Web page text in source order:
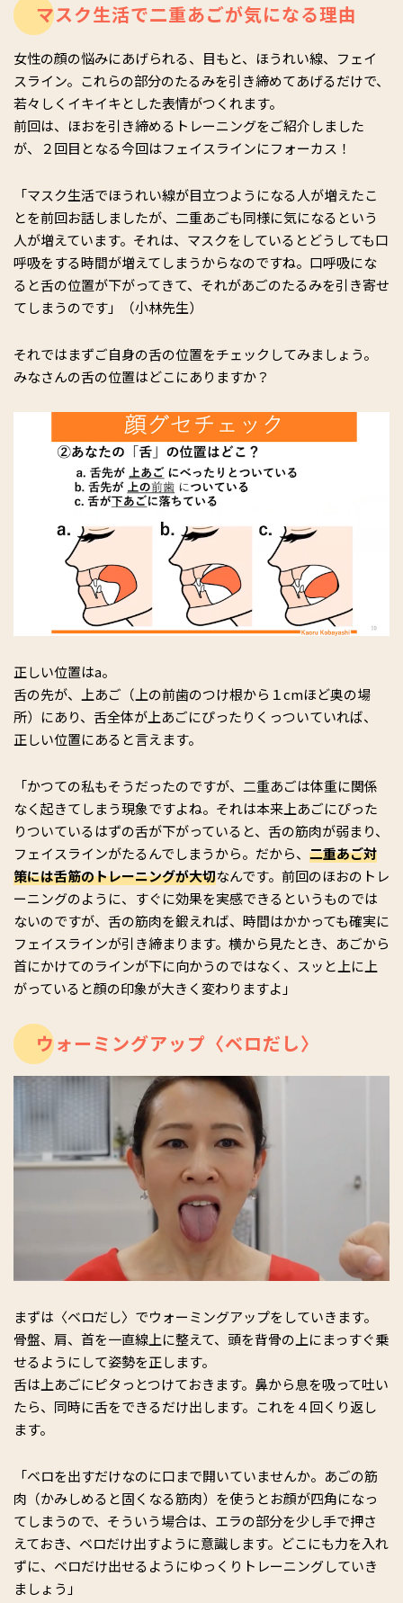
マスク生活で二重あごが気になる理由
女性の顔の悩みにあげられる、目もと、ほうれい線、フェイ
スライン。これらの部分のたるみを引き締めてあげるだけで、
若々しくイキイキとした表情がつくれます。
前回は、ほおを引き締めるトレーニングをご紹介しました
が、２回目となる今回はフェイスラインにフォーカス！
「マスク生活でほうれい線が目立つようになる人が増えたこ
とを前回お話しましたが、二重あごも同様に気になるという
人が増えています。それは、マスクをしているとどうしても口
呼吸をする時間が増えてしまうからなのですね。口呼吸にな
ると舌の位置が下がってきて、それがあごのたるみを引き寄せ
てしまうのです」（小林先生）
それではまずご自身の舌の位置をチェックしてみましょう。
みなさんの舌の位置はどこにありますか？
正しい位置はa。
舌の先が、上あご（上の前歯のつけ根から１cmほど奥の場
所）にあり、舌全体が上あごにぴったりくっついていれば、
正しい位置にあると言えます。
「かつての私もそうだったのですが、二重あごは体重に関係
なく起きてしまう現象ですよね。それは本来上あごにぴった
りついているはずの舌が下がっていると、舌の筋肉が弱まり、
フェイスラインがたるんでしまうから。だから、 二重あご対
策には舌筋のトレーニングが大切なんです。前回のほおのトレ
ーニングのように、すぐに効果を実感できるというものでは
ないのですが、舌の筋肉を鍛えれば、時間はかかっても確実に
フェイスラインが引き締まります。横から見たとき、あごから
首にかけてのラインが下に向かうのではなく、スッと上に上
がっていると顔の印象が大きく変わりますよ」
ウォーミングアップ〈ベロだし〉
まずは〈ベロだし〉でウォーミングアップをしていきます。
骨盤、肩、首を一直線上に整えて、頭を背骨の上にまっすぐ乗
せるようにして姿勢を正します。
舌は上あごにピタっとつけておきます。鼻から息を吸って吐い
たら、同時に舌をできるだけ出します。これを４回くり返し
ます。
「ベロを出すだけなのに口まで開いていませんか。あごの筋
肉（かみしめると固くなる筋肉）を使うとお顔が四角になっ
てしまうので、そういう場合は、エラの部分を少し手で押さ
えておき、ベロだけ出すように意識します。どこにも力を入れ
ずに、ベロだけ出せるようにゆっくりトレーニングしていき
ましょう」